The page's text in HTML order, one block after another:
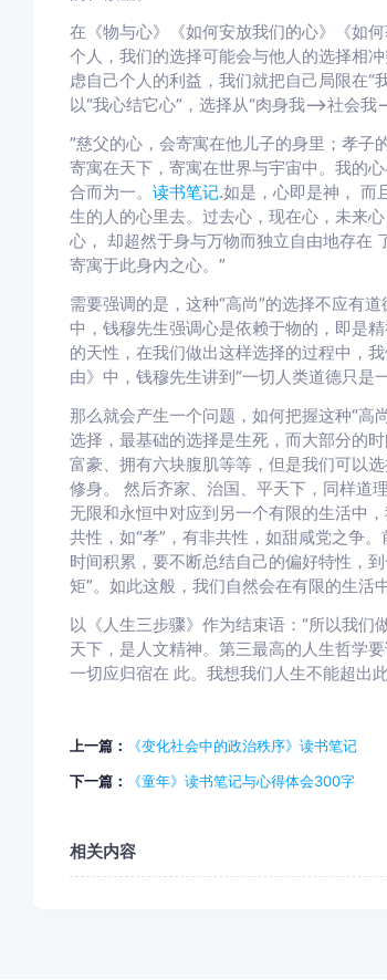
在《物与心》《如何安放我们的心》《如
个人，我们的选择可能会与他人的选择相
虑自己个人的利益，我们就把自己局限在“
以“我心结它心”，选择从“肉身我——>社会我
”慈父的心，会寄寓在他儿子的身里；孝子
寄寓在天下，寄寓在世界与宇宙中。我的
合而为一。 读书笔记.如是，心即是神， 而
生的人的心里去。过去心，现在心，未来
心， 却超然于身与万物而独立自由地存在
寄寓于此身内之心。”
需要强调的是，这种“高尚”的选择不应有
中，钱穆先生强调心是依赖于物的，即是
的天性，在我们做出这样选择的过程中，
由》中，钱穆先生讲到“一切人类道德只是
那么就会产生一个问题，如何把握这种“高
选择，最基础的选择是生死，而大部分的
富豪、拥有六块腹肌等等，但是我们可以
修身。 然后齐家、治国、平天下，同样道
无限和永恒中对应到另一个有限的生活中
共性，如“孝”，有非共性，如甜咸党之争
时间积累，要不断总结自己的偏好特性，
矩”。如此这般，我们自然会在有限的生活
以《人生三步骤》作为结束语：“所以我
天下，是人文精神。第三最高的人生哲学
一切应归宿在 此。我想我们人生不能超出
上一篇：
《变化社会中的政治秩序》读书笔记
下一篇：
《童年》读书笔记与心得体会300字
相关内容